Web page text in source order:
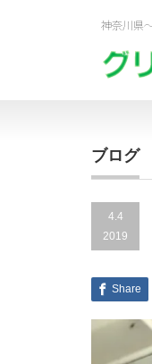
ブログ
4.4
2019
Share